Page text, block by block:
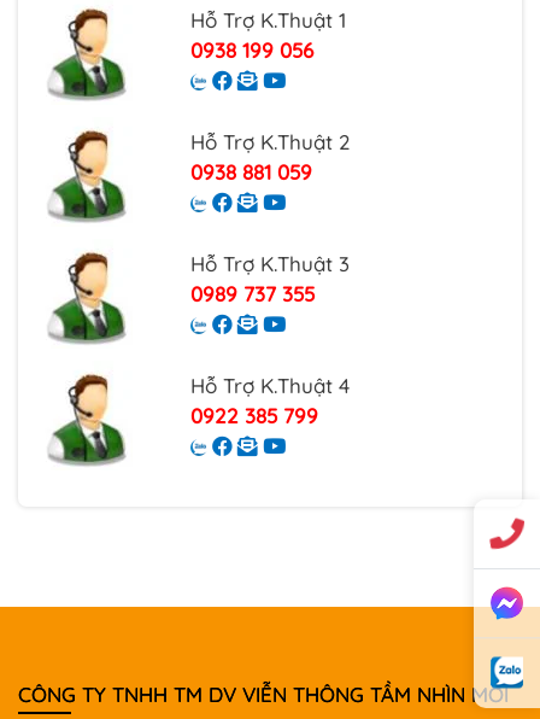
Hỗ Trợ K.Thuật 1
0938 199 056
Hỗ Trợ K.Thuật 2
0938 881 059
Hỗ Trợ K.Thuật 3
0989 737 355
Hỗ Trợ K.Thuật 4
0922 385 799
CÔNG TY TNHH TM DV VIỄN THÔNG TẦM NHÌN MỚI